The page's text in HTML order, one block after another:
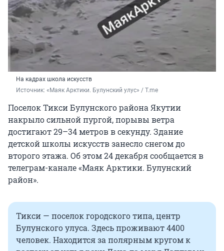
На кадрах школа искусств
Источник: «Маяк Арктики. Булунский улус» / T.me
Поселок Тикси Булунского района Якутии
накрыло сильной пургой, порывы ветра
достигают 29–34 метров в секунду. Здание
детской школы искусств занесло снегом до
второго этажа. Об этом 24 декабря сообщается в
телеграм-канале «Маяк Арктики. Булунский
район».
Тикси — поселок городского типа, центр
Булунского улуса. Здесь проживают 4400
человек. Находится за полярным кругом к